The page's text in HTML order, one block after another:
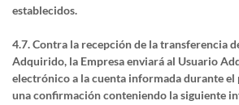
establecidos.
4.7. Contra la recepción de la transferencia
Adquirido, la Empresa enviará al Usuario
electrónico a la cuenta informada durante el
una confirmación conteniendo la siguiente